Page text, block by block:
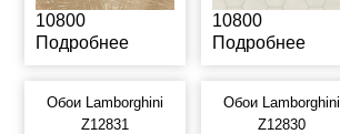
10800
Подробнее
10800
Подробнее
Обои Lamborghini
Z12831
Обои Lamborghini
Z12830